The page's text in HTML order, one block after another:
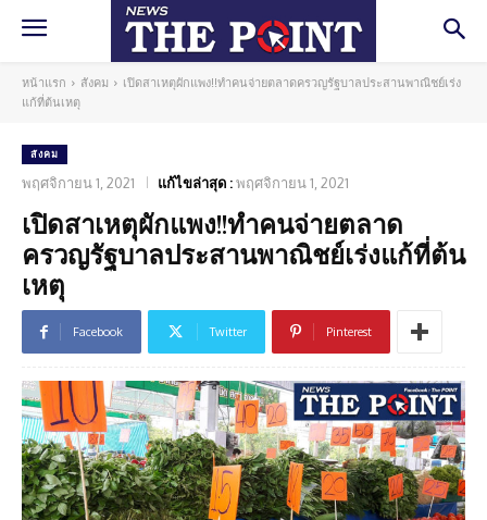
หน้าแรก สังคม
เปิดสาเหตุผักแพง!!ทำคนจ่ายตลาดครวญรัฐบาลประสานพาณิชย์เร่ง
แก้ที่ต้นเหตุ
สังคม
พฤศจิกายน 1, 2021 แก้ไขล่าสุด :พฤศจิกายน 1, 2021
เปิดสาเหตุผักแพง!!ทำคนจ่ายตลาด
ครวญรัฐบาลประสานพาณิชย์เร่งแก้ที่ต้น
เหตุ
Facebook Twitter Pinterest